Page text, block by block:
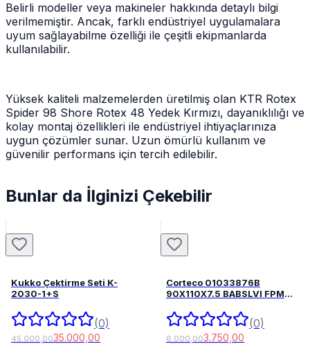
Belirli modeller veya makineler hakkında detaylı bilgi
verilmemiştir. Ancak, farklı endüstriyel uygulamalara
uyum sağlayabilme özelliği ile çeşitli ekipmanlarda
kullanılabilir.
Yüksek kaliteli malzemelerden üretilmiş olan KTR Rotex
Spider 98 Shore Rotex 48 Yedek Kırmızı, dayanıklılığı ve
kolay montaj özellikleri ile endüstriyel ihtiyaçlarınıza
uygun çözümler sunar. Uzun ömürlü kullanım ve
güvenilir performans için tercih edilebilir.
Bunlar da İlginizi Çekebilir
Kukko Çektirme Seti K-
2030-1+S
(0)
45.000,0035.000,00
Corteco 01033876B
90X110X7.5 BABSLVI FPM
(0)
6.000,003.750,00